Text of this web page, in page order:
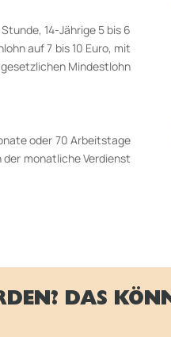
14-Jährige 5 bis 6
auf 7 bis 10 Euro, mit
gesetzlichen Mindestlohn
oder 70 Arbeitstage
monatliche Verdienst
DAS